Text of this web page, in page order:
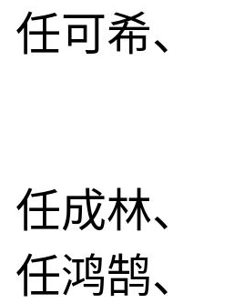
可希、
成林、
鸿鹄、